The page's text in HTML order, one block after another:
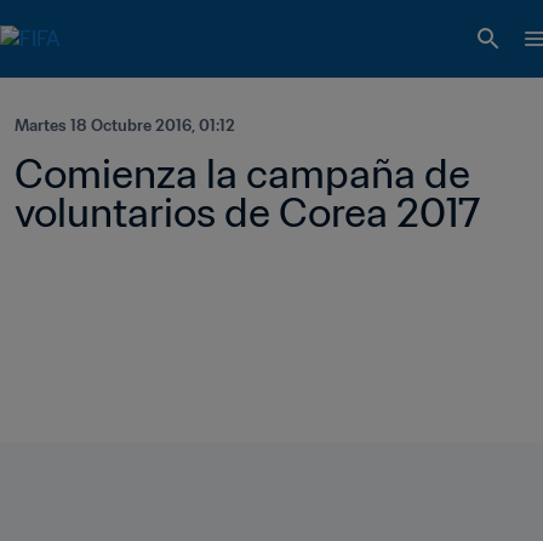
Martes 18 Octubre 2016, 01:12
Comienza la campaña de
voluntarios de Corea 2017